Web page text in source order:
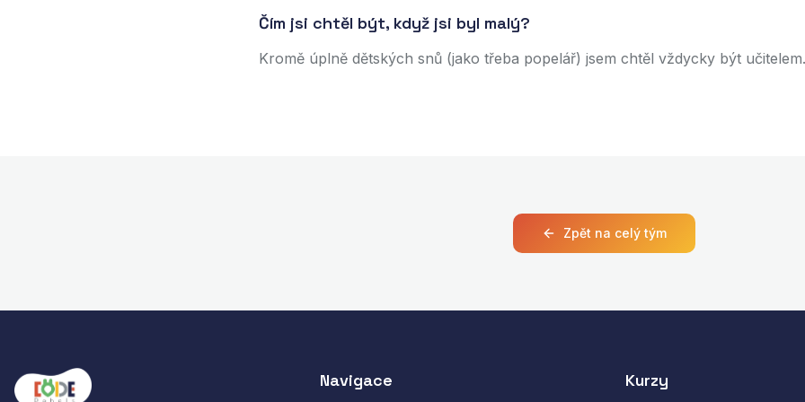
Čím jsi chtěl být, když jsi byl malý?
Kromě úplně dětských snů (jako třeba popelář) jsem chtěl vždycky být učitelem.
Zpět na celý tým
Navigace Kurzy